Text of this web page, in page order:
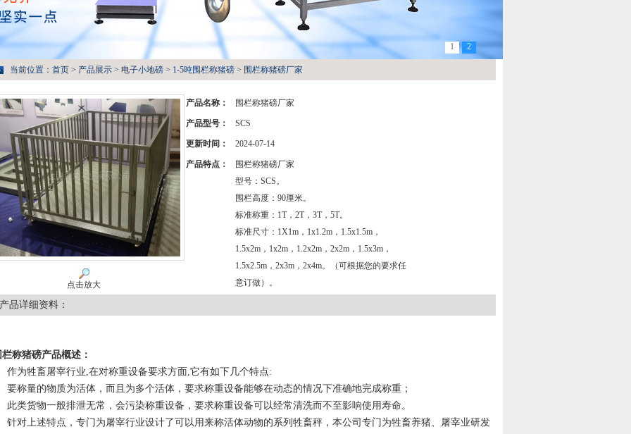
1 2
当前位置： 首页 > 产品展示 > 电子小地磅 > 1-5吨围栏称猪磅 > 围栏称猪磅厂家
点击放大
产品名称： 围栏称猪磅厂家
产品型号： SCS
更新时间： 2024-07-14
产品特点：
围栏称猪磅厂家
型号：SCS。
围栏高度：90厘米。
标准称重：1T，2T，3T，5T。
标准尺寸：1X1m，1x1.2m，1.5x1.5m，
1.5x2m，1x2m，1.2x2m，2x2m，1.5x3m，
1.5x2.5m，2x3m，2x4m。（可根据您的要求任
意订做）。
产品详细资料：
栏称猪磅产品概述：
作为牲畜屠宰行业,在对称重设备要求方面,它有如下几个特点:
要称量的物质为活体，而且为多个活体，要求称重设备能够在动态的情况下准确地完成称重；
此类货物一般排泄无常，会污染称重设备，要求称重设备可以经常清洗而不至影响使用寿命。
针对上述特点，专门为屠宰行业设计了可以用来称活体动物的系列牲畜秤，本公司专门为牲畜养猪、屠宰业研发